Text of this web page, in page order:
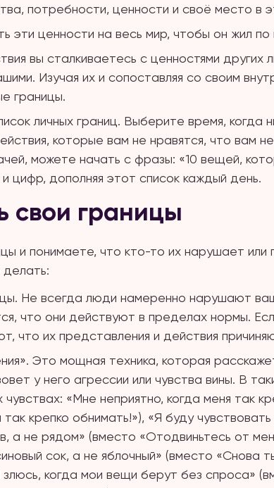
потребности, ценности и своё место в
эти ценности на весь мир, чтобы он жил
вы сталкиваетесь с ценностями других
Изучая их и сопоставляя со своим
границы.
личных границ. Выберите время, когда
которые вам не нравятся, что вам
можете начать с фразы: «10 вещей,
цифр, дополняя этот список каждый день.
свои границы
и понимаете, что кто-то их нарушает или
делать:
Не всегда люди намеренно нарушают
что они действуют в пределах нормы.
что их представления и действия
Это мощная техника, которая
у него агрессии или чувства вины. В
«Мне неприятно, когда меня так
крепко обнимать!»), «Я буду
а не рядом» (вместо «Отодвиньтесь от
сок, а не яблочный» (вместо «Снова
злюсь, когда мои вещи берут без спроса»